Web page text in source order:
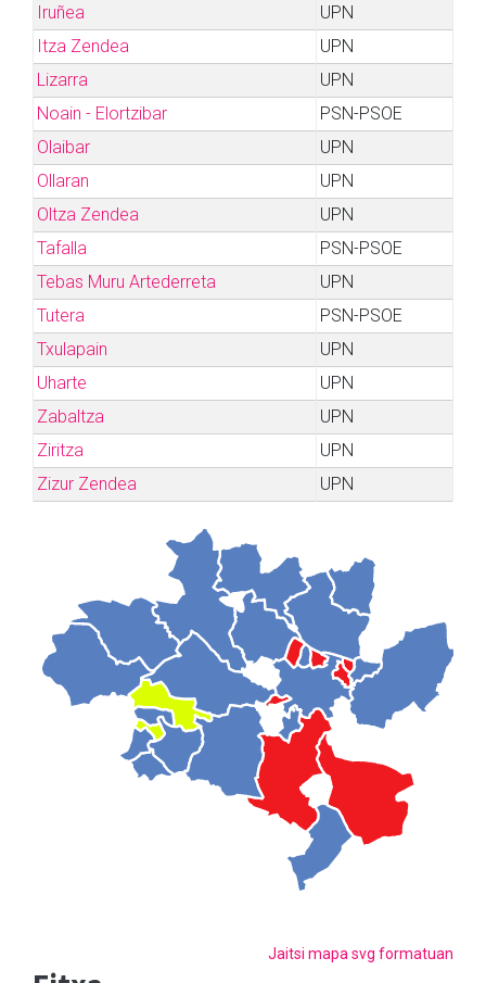
Iruñea
UPN
Itza Zendea
UPN
Lizarra
UPN
Noain - Elortzibar
PSN-PSOE
Olaibar
UPN
Ollaran
UPN
Oltza Zendea
UPN
Tafalla
PSN-PSOE
Tebas Muru Artederreta
UPN
Tutera
PSN-PSOE
Txulapain
UPN
Uharte
UPN
Zabaltza
UPN
Ziritza
UPN
Zizur Zendea
UPN
Jaitsi mapa svg formatuan